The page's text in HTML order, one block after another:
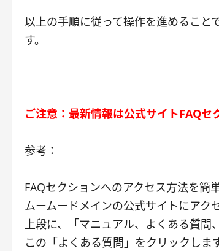
以上の手順に従って操作を進めること
す。
ご注意：最新情報は公式サイトFAQセ
参考：
FAQセクションへのアクセス方法を簡
ムームードメインの公式サイトにアク
上段に、「マニュアル、よくある質問
この「よくある質問」をクリックします